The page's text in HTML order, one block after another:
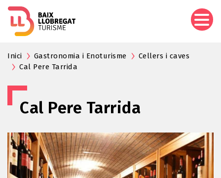
Inici Gastronomia i Enoturisme
Cellers i caves
Cal Pere Tarrida
Cal Pere Tarrida